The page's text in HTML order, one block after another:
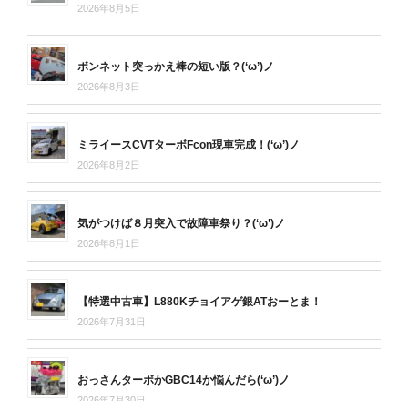
2026年8月5日
ボンネット突っかえ棒の短い版？(‘ω’)ノ
2026年8月3日
ミライースCVTターボFcon現車完成！(‘ω’)ノ
2026年8月2日
気がつけば８月突入で故障車祭り？(‘ω’)ノ
2026年8月1日
【特選中古車】L880Kチョイアゲ銀ATおーとま！
2026年7月31日
おっさんターボかGBC14か悩んだら(‘ω’)ノ